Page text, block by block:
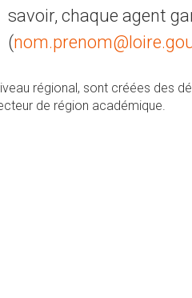
savoir, chaque agent
(
régional, sont créées des
de région académique.